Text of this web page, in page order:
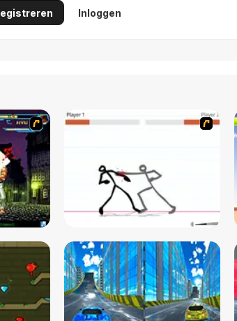
Inloggen